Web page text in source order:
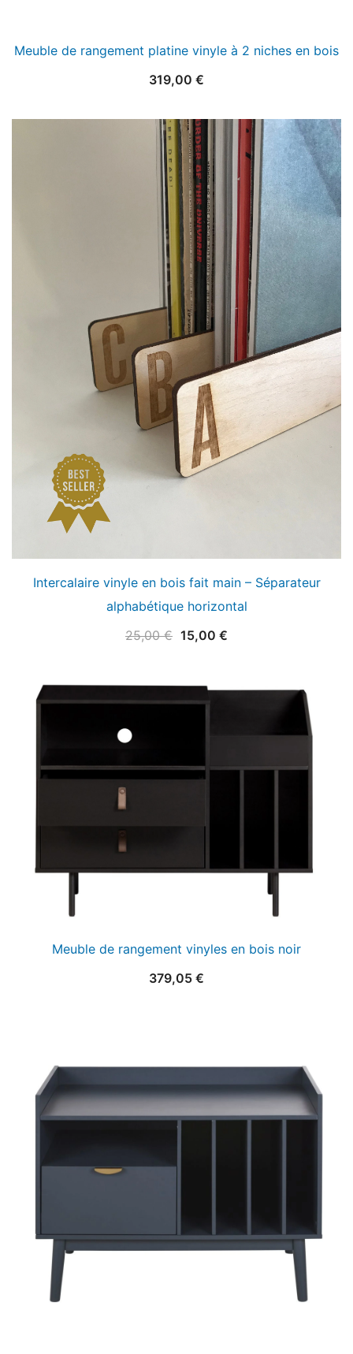
Meuble de rangement platine vinyle à 2 niches en bois
319,00 €
Intercalaire vinyle en bois fait main – Séparateur
alphabétique horizontal
25,00€ Le
était :
15,00 €
est :
Meuble de rangement vinyles en bois noir
379,05 €